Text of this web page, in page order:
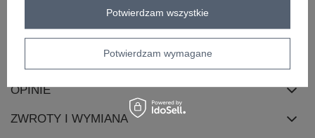
100% bawełna
OPIS PRODUKTU
OPINIE
ZWROTY I WYMIANA
Potwierdzam wymagane
Potwierdzam wszystkie